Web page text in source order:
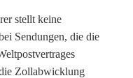
stellt keine
Sendungen, die die
Zollabwicklung